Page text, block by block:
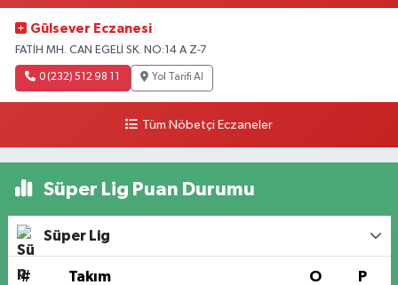
Gülsever Eczanesi
FATİH MH. CAN EGELİ SK. NO:14 A Z-7
0 (232) 512 98 11 Yol Tarifi Al
Tüm Nöbetçi Eczaneler
Süper Lig Puan Durumu
Süper Lig
# Takım O P